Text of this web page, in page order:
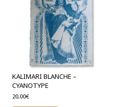
KALIMARI BLANCHE –
CYANOTYPE
20,00€